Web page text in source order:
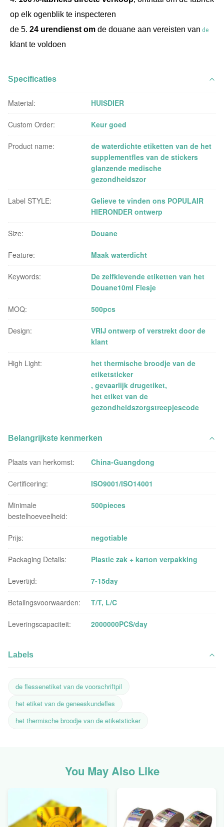
op elk ogenblik te inspecteren
de 5. 24 urendienst om de douane aan vereisten van
klant te voldoen
Specificaties
Material: HUISDIER
Custom Order: Keur goed
Product name:
de waterdichte etiketten van de het
supplementfles van de stickers
glanzende medische
gezondheidszor
Label STYLE:
Gelieve te vinden ons POPULAIR
HIERONDER ontwerp
Size: Douane
Feature: Maak waterdicht
Keywords:
De zelfklevende etiketten van het
Douane10ml Flesje
MOQ: 500pcs
Design:
VRIJ ontwerp of verstrekt door de
klant
High Light:
het thermische broodje van de
etiketsticker
,gevaarlijk drugetiket,
het etiket van de
gezondheidszorgstreepjescode
Belangrijkste kenmerken
Plaats van herkomst: China-Guangdong
Certificering: ISO9001/ISO14001
Minimale
bestelhoeveelheid:
500pieces
Prijs: negotiable
Packaging Details: Plastic zak + karton verpakking
Levertijd: 7-15day
Betalingsvoorwaarden: T/T, L/C
Leveringscapaciteit: 2000000PCS/day
Labels
de flessenetiket van de voorschriftpil
het etiket van de geneeskundefles
het thermische broodje van de etiketsticker
You May Also Like